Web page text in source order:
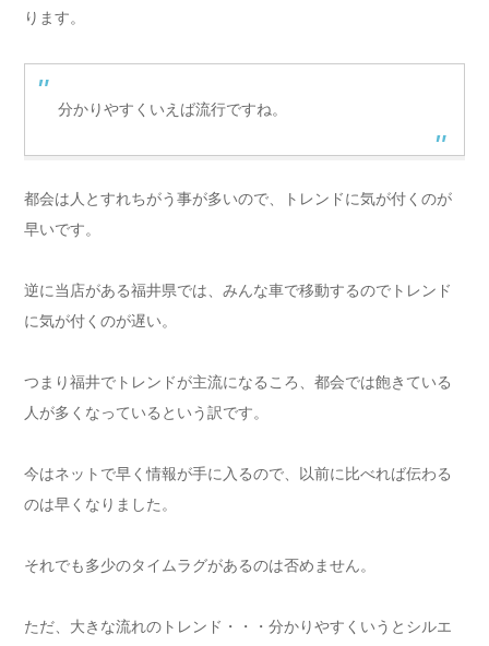
ります。
分かりやすくいえば流行ですね。
都会は人とすれちがう事が多いので、トレンドに気が付くのが
早いです。
逆に当店がある福井県では、みんな車で移動するのでトレンド
に気が付くのが遅い。
つまり福井でトレンドが主流になるころ、都会では飽きている
人が多くなっているという訳です。
今はネットで早く情報が手に入るので、以前に比べれば伝わる
のは早くなりました。
それでも多少のタイムラグがあるのは否めません。
ただ、大きな流れのトレンド・・・分かりやすくいうとシルエ